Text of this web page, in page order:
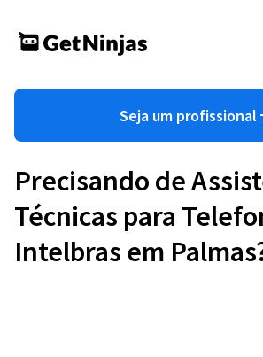
Seja um profissional
Precisando de
Técnicas para
Intelbras em